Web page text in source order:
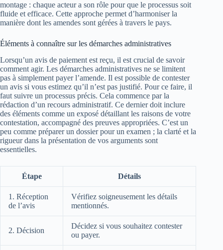
montage : chaque acteur a son rôle pour que le processus soit
fluide et efficace. Cette approche permet d’harmoniser la
manière dont les amendes sont gérées à travers le pays.
Éléments à connaître sur les démarches administratives
Lorsqu’un avis de paiement est reçu, il est crucial de savoir
comment agir. Les démarches administratives ne se limitent
pas à simplement payer l’amende. Il est possible de contester
un avis si vous estimez qu’il n’est pas justifié. Pour ce faire, il
faut suivre un processus précis. Cela commence par la
rédaction d’un recours administratif. Ce dernier doit inclure
des éléments comme un exposé détaillant les raisons de votre
contestation, accompagné des preuves appropriées. C’est un
peu comme préparer un dossier pour un examen ; la clarté et la
rigueur dans la présentation de vos arguments sont
essentielles.
Étape Détails
1. Réception
de l’avis
Vérifiez soigneusement les détails
mentionnés.
2. Décision
Décidez si vous souhaitez contester
ou payer.